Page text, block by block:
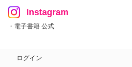
Instagram
・電子書籍 公式
ログイン